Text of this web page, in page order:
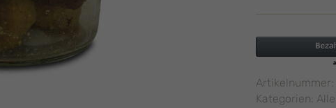
Artikelnummer:
Kategorien: Alle